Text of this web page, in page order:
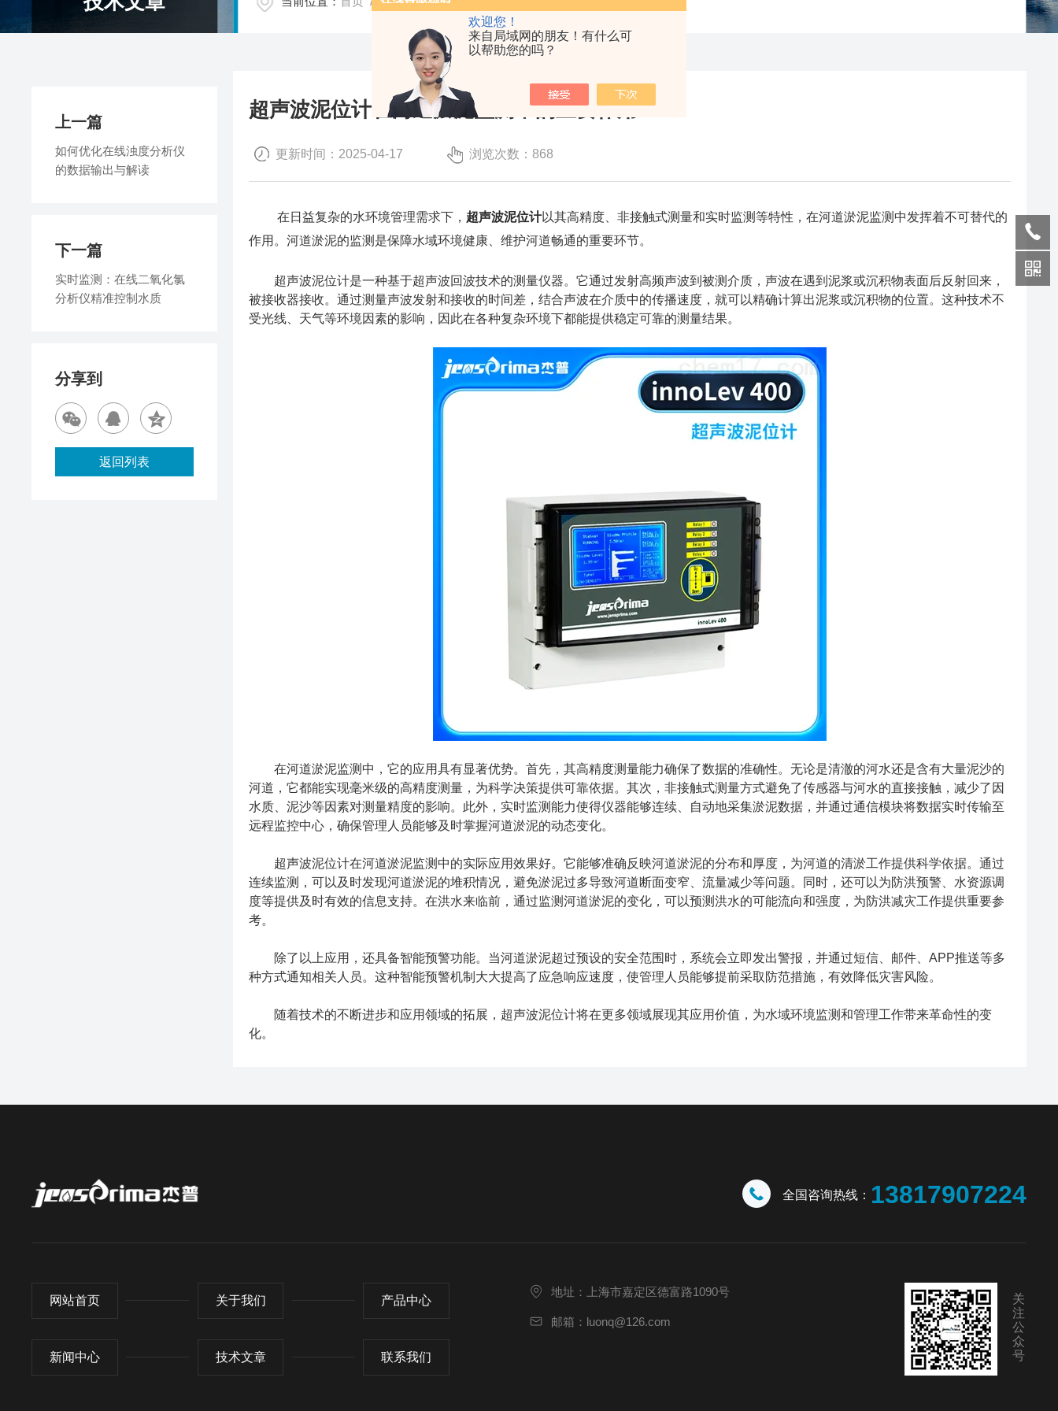
欢迎您！
来自局域网的朋友！有什么可
以帮助您的吗？
超声波泥位计在河道淤泥监测中的重要作用
更新时间：2025-04-17 浏览次数：868
在日益复杂的水环境管理需求下， 超声波泥位计以其高精度、非接触式测量和实时监测等特性，在河道淤泥监测中发挥着不可替代的
作用。河道淤泥的监测是保障水域环境健康、维护河道畅通的重要环节。
超声波泥位计是一种基于超声波回波技术的测量仪器。它通过发射高频声波到被测介质，声波在遇到泥浆或沉积物表面后反射回来，
被接收器接收。通过测量声波发射和接收的时间差，结合声波在介质中的传播速度，就可以精确计算出泥浆或沉积物的位置。这种技术不
受光线、天气等环境因素的影响，因此在各种复杂环境下都能提供稳定可靠的测量结果。
在河道淤泥监测中，它的应用具有显著优势。首先，其高精度测量能力确保了数据的准确性。无论是清澈的河水还是含有大量泥沙的
河道，它都能实现毫米级的高精度测量，为科学决策提供可靠依据。其次，非接触式测量方式避免了传感器与河水的直接接触，减少了因
水质、泥沙等因素对测量精度的影响。此外，实时监测能力使得仪器能够连续、自动地采集淤泥数据，并通过通信模块将数据实时传输至
远程监控中心，确保管理人员能够及时掌握河道淤泥的动态变化。
超声波泥位计在河道淤泥监测中的实际应用效果好。它能够准确反映河道淤泥的分布和厚度，为河道的清淤工作提供科学依据。通过
连续监测，可以及时发现河道淤泥的堆积情况，避免淤泥过多导致河道断面变窄、流量减少等问题。同时，还可以为防洪预警、水资源调
度等提供及时有效的信息支持。在洪水来临前，通过监测河道淤泥的变化，可以预测洪水的可能流向和强度，为防洪减灾工作提供重要参
考。
除了以上应用，还具备智能预警功能。当河道淤泥超过预设的安全范围时，系统会立即发出警报，并通过短信、邮件、APP推送等多
种方式通知相关人员。这种智能预警机制大大提高了应急响应速度，使管理人员能够提前采取防范措施，有效降低灾害风险。
随着技术的不断进步和应用领域的拓展，超声波泥位计将在更多领域展现其应用价值，为水域环境监测和管理工作带来革命性的变
化。
上一篇
如何优化在线浊度分析仪
的数据输出与解读
下一篇
实时监测：在线二氧化氯
分析仪精准控制水质
分享到
返回列表
全国咨询热线： 13817907224
网站首页 关于我们 产品中心
新闻中心 技术文章 联系我们
地址：上海市嘉定区德富路1090号
邮箱：luonq@126.com
关
注
公
众
号